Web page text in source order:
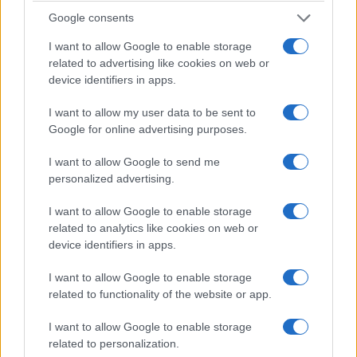
Google consents
I want to allow Google to enable storage
related to advertising like cookies on web or
device identifiers in apps.
I want to allow my user data to be sent to
Google for online advertising purposes.
I want to allow Google to send me
personalized advertising.
I want to allow Google to enable storage
related to analytics like cookies on web or
device identifiers in apps.
I want to allow Google to enable storage
related to functionality of the website or app.
I want to allow Google to enable storage
related to personalization.
Niemniej, warto zainteresować się Oplem. Robi się z
tego ciekawa alternatywa w segmencie aut
popularnych. Żeby tylko jeszcze udało się znaleźć jakiś
sensowny silnik do niego.
Zalety
Dobry projekt deski rozdzielczej
Wygodne fotele
Przestronne wnętrze
Samochód potrafi być bardzo oszczędny
Skrzypiące wnętrze